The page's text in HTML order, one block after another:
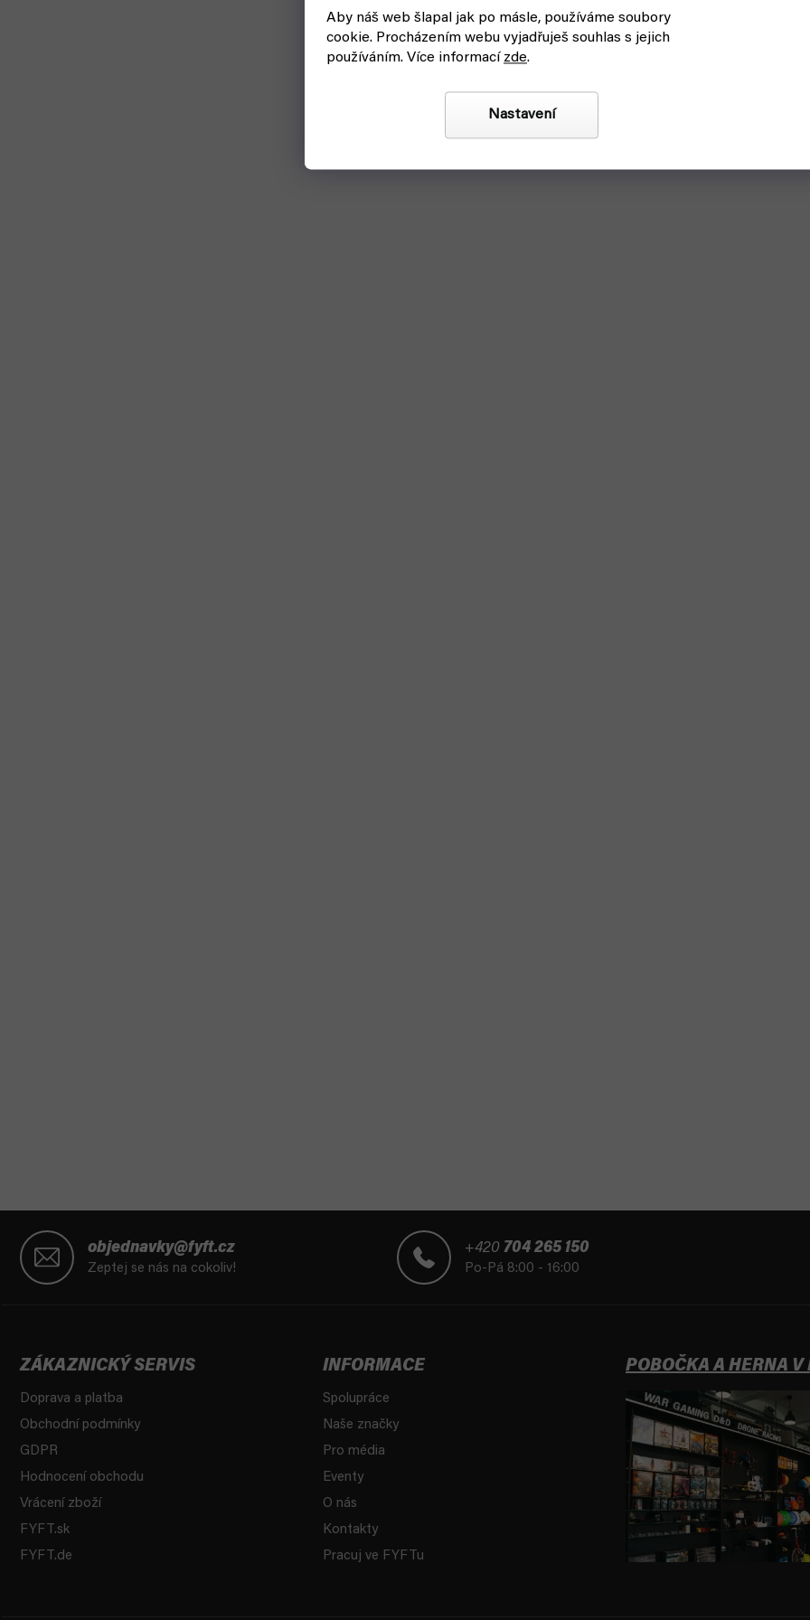
Aby náš web šlapal jak po másle, používáme soubory
cookie. Procházením webu vyjadřuješ souhlas s jejich
používáním. Více informací zde.
Nastavení
objednavky@fyft.cz
Zeptej se nás na cokoliv!
+420 704 265 150
Po-Pá 8:00 - 16:00
ZÁKAZNICKÝ SERVIS
Doprava a platba
Obchodní podmínky
GDPR
Hodnocení obchodu
Vrácení zboží
FYFT.sk
FYFT.de
INFORMACE
Spolupráce
Naše značky
Pro média
Eventy
O nás
Kontakty
Pracuj ve FYFTu
POBOČKA A HERNA V